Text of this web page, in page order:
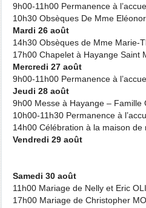
9h00-11h00 Permanence à
10h30 Obsèques De Mme
Mardi 26 août
14h30 Obsèques de Mme Marie-
17h00 Chapelet à Hayange Saint
Mercredi 27 août
9h00-11h00 Permanence à
Jeudi 28 août
9h00 Messe à Hayange – Famille
10h00-11h30 Permanence à
14h00 Célébration à la maison
Vendredi 29 août
Samedi 30 août
11h00 Mariage de Nelly et Eric
17h00 Mariage de Christopher